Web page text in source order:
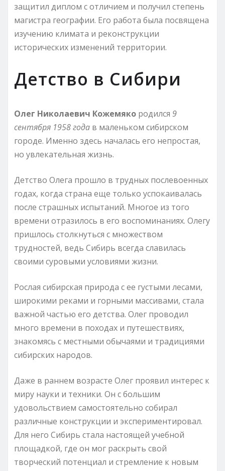
защитил диплом с отличием и получил степень
магистра географии. Его работа была посвящена
изучению климата и реконструкции
исторических изменений территории.
Детство в Сибири
Олег Николаевич Кожемяко родился 9
сентября 1958 года в маленьком сибирском
городе. Именно здесь началась его непростая,
но увлекательная жизнь.
Детство Олега прошло в трудных послевоенных
годах, когда страна еще только успокаивалась
после страшных испытаний. Многое из того
времени отразилось в его воспоминаниях. Олегу
пришлось столкнуться с множеством
трудностей, ведь Сибирь всегда славилась
своими суровыми условиями жизни.
Рослая сибирская природа с ее густыми лесами,
широкими реками и горными массивами, стала
важной частью его детства. Олег проводил
много времени в походах и путешествиях,
знакомясь с местными обычаями и традициями
сибирских народов.
Даже в раннем возрасте Олег проявил интерес к
миру науки и техники. Он с большим
удовольствием самостоятельно собирал
различные конструкции и экспериментировал.
Для него Сибирь стала настоящей учебной
площадкой, где он мог раскрыть свой
творческий потенциал и стремление к новым